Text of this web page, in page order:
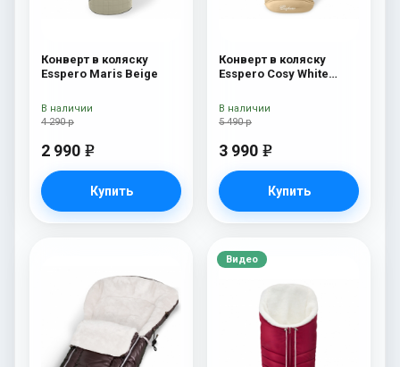
Конверт в коляску
Esspero Maris Beige
4 290 р
2 990 e
Купить
В наличии
Конверт в коляску
Esspero Cosy White
5 490 р
3 990 e
Купить
В наличии
Видео